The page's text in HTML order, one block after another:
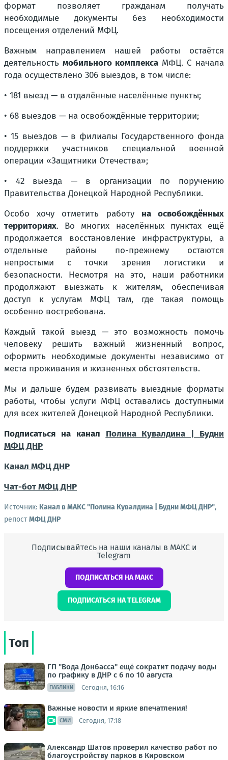
формат позволяет гражданам получать
необходимые документы без необходимости
посещения отделений МФЦ.
Важным направлением нашей работы остаётся
деятельность мобильного комплекса МФЦ. С начала
года осуществлено 306 выездов, в том числе:
• 181 выезд — в отдалённые населённые пункты;
• 68 выездов — на освобождённые территории;
• 15 выездов — в филиалы Государственного фонда
поддержки участников специальной военной
операции «Защитники Отечества»;
• 42 выезда — в организации по поручению
Правительства Донецкой Народной Республики.
Особо хочу отметить работу на освобождённых
территориях. Во многих населённых пунктах ещё
продолжается восстановление инфраструктуры, а
отдельные районы по-прежнему остаются
непростыми с точки зрения логистики и
безопасности. Несмотря на это, наши работники
продолжают выезжать к жителям, обеспечивая
доступ к услугам МФЦ там, где такая помощь
особенно востребована.
Каждый такой выезд — это возможность помочь
человеку решить важный жизненный вопрос,
оформить необходимые документы независимо от
места проживания и жизненных обстоятельств.
Мы и дальше будем развивать выездные форматы
работы, чтобы услуги МФЦ оставались доступными
для всех жителей Донецкой Народной Республики.
Подписаться на канал Полина Кувалдина | Будни
МФЦ ДНР
Канал МФЦ ДНР
Чат-бот МФЦ ДНР
Источник: Канал в МАКС "Полина Кувалдина | Будни МФЦ ДНР",
репостМФЦ ДНР
Подписывайтесь на наши каналы в МАКС и
Telegram
ПОДПИСАТЬСЯ НА МАКС
ПОДПИСАТЬСЯ НА TELEGRAM
Топ
ГП "Вода Донбасса" ещё сократит подачу воды
по графику в ДНР с 6 по 10 августа
ПАБЛИКИ Сегодня, 16:16
Важные новости и яркие впечатления!
СМИ Сегодня, 17:18
Александр Шатов проверил качество работ по
благоустройству парков в Кировском